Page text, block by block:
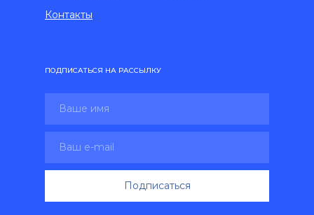
Подписаться
ПОДПИСАТЬСЯ НА РАССЫЛКУ
Контакты